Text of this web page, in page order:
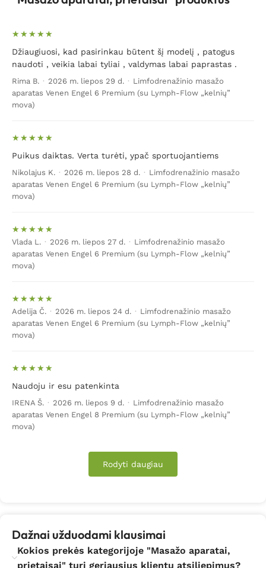
asortimente galite rinktis limfodrenažinius
masažuoklius, taip pat infraraudonųjų spindulių,
akupresūrinius kilimėlius, masažinius čiužinius ir pan.
Pasirinkimas paltus, todėl įvertinkite individualius
Masažo prietaisai kaklui ir pečių bei
sprando sritims
Kaklui ir pečiams masažuoti puikiai tinka smūginis
masažas. Masažuoklis pasieks net sunkiai pasiekiamas
atpalaiduos ir suteiks energijos po sunkios darbo
dienos. Lengvas tokio tipo masažuoklių valdymas
dovanos komfortą bei naudojimosi patirtį padarys dar
geresnę.
Veido masažo aparatai
Veidas yra ta kūno sritis, kuri visada matoma, tačiau
drauge ir nuolat veikiama išorės veiksnių. Veido odai
svyravimai. Įtakos veido odos pokyčiams turi ir amžius.
Todėl veido masažuokliai yra labai paklausūs. Paprastai
pasirenkami elektrostimuliatoriai ar vakuuminiai
masažuokliai, kurie puikiai padeda stangrinti veido odą,
ją masažuoja, stimuliuoja kraujotaką ir taip padeda
Masažo prietaisai pėdoms, kojoms
energijos. Todėl pasirūpinti kojomis būtina!
Džiaugiuosi, kad pasirinkau būtent šį modelį , patogus
naudoti , veikia labai tyliai , valdymas labai paprastas .
Rima B. · 2026 m. liepos 29 d. · Limfodrenažinio masažo
aparatas Venen Engel 6 Premium (su Lymph-Flow „kelnių”
mova)
Puikus daiktas. Verta turėti, ypač sportuojantiems
Nikolajus K. · 2026 m. liepos 28 d. · Limfodrenažinio masažo
aparatas Venen Engel 6 Premium (su Lymph-Flow „kelnių”
mova)
Vlada L. · 2026 m. liepos 27 d. · Limfodrenažinio masažo
aparatas Venen Engel 6 Premium (su Lymph-Flow „kelnių”
mova)
Adelija Č. · 2026 m. liepos 24 d. · Limfodrenažinio masažo
aparatas Venen Engel 6 Premium (su Lymph-Flow „kelnių”
mova)
Naudoju ir esu patenkinta
IRENA Š. · 2026 m. liepos 9 d. · Limfodrenažinio masažo
aparatas Venen Engel 8 Premium (su Lymph-Flow „kelnių”
mova)
Rodyti daugiau
Dažnai užduodami klausimai
Kokios prekės kategorijoje "Masažo aparatai,
prietaisai" turi geriausius klientų atsiliepimus?